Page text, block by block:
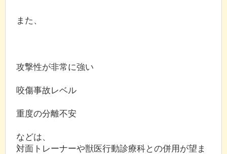
また、
攻撃性が非常に強い
咬傷事故レベル
重度の分離不安
などは、
対面トレーナーや獣医行動診療科との併用が望ま